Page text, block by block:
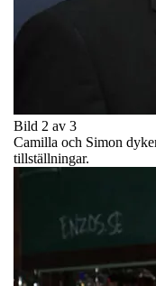
Bild 2 av 3
Camilla och Simon
tillställningar.